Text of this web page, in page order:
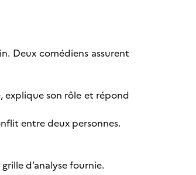
Deux comédiens assurent
explique son rôle et répond
entre deux personnes.
d’analyse fournie.